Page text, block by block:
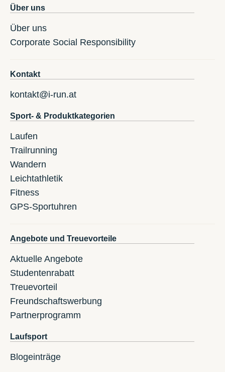
Über uns
Über uns
Corporate Social Responsibility
Kontakt
kontakt@i-run.at
Sport- & Produktkategorien
Laufen
Trailrunning
Wandern
Leichtathletik
Fitness
GPS-Sportuhren
Angebote und Treuevorteile
Aktuelle Angebote
Studentenrabatt
Treuevorteil
Freundschaftswerbung
Partnerprogramm
Laufsport
Blogeinträge